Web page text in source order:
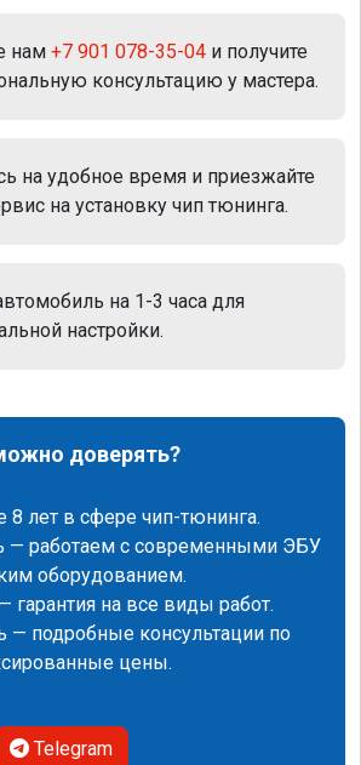
нам +7 901 078-35-04 и получите
консультацию у мастера.
на удобное время и приезжайте
на установку чип тюнинга.
на 1-3 часа для
настройки.
доверять?
8 лет в сфере чип-тюнинга.
— работаем с современными ЭБУ
оборудованием.
гарантия на все виды работ.
— подробные консультации по
цены.
Telegram